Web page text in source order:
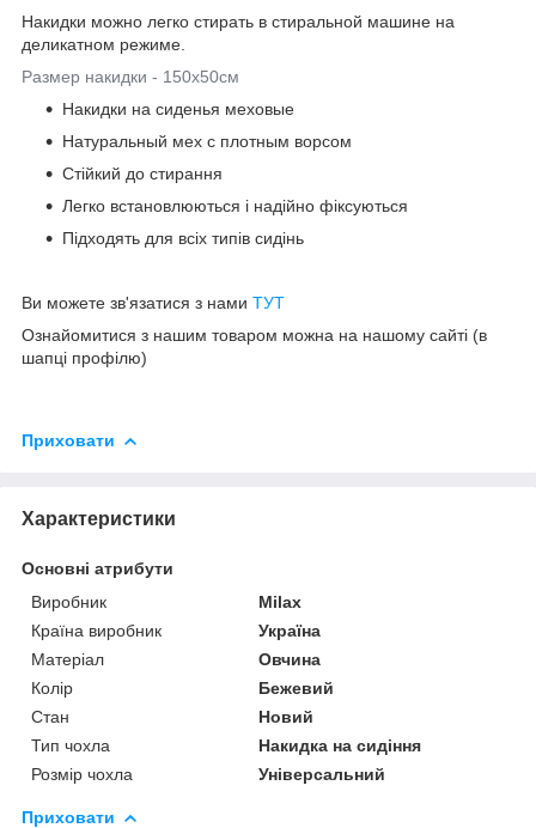
Накидки можно легко стирать в стиральной машине на
деликатном режиме.
Размер накидки - 150х50см
Накидки на сиденья меховые
Натуральный мех с плотным ворсом
Стійкий до стирання
Легко встановлюються і надійно фіксуються
Підходять для всіх типів сидінь
Ви можете зв'язатися з нами ТУТ
Ознайомитися з нашим товаром можна на нашому сайті (в
шапці профілю)
Приховати
Характеристики
Основні атрибути
Виробник
Milax
Країна виробник
Україна
Матеріал
Овчина
Колір
Бежевий
Стан
Новий
Тип чохла
Накидка на сидіння
Розмір чохла
Універсальний
Приховати